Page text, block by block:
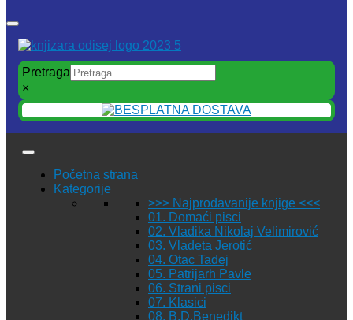
Pretraga
×
Početna strana
Kategorije
>>> Najprodavanije knjige <<<
01. Domaći pisci
02. Vladika Nikolaj Velimirović
03. Vladeta Jerotić
04. Otac Tadej
05. Patrijarh Pavle
06. Strani pisci
07. Klasici
08. B.D.Benedikt